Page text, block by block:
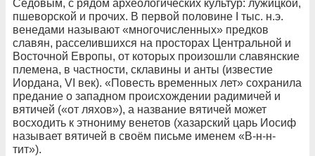
Седовым, с рядом археологических культур: лужицкой,
пшеворской и прочих. В первой половине I тыс. н.э.
венедами называют «многочисленных» предков
славян, расселившихся на просторах Центральной и
Восточной Европы, от которых произошли славянские
племена, в частности, склавины и анты (известие
Иордана, VI век). «Повесть временных лет» сохранила
предание о западном происхождении радимичей и
вятичей («от ляхов»), а название вятичей может
восходить к этнониму венетов (хазарский царь Иосиф
называет вятичей в своём письме именем «В-н-н-
тит»).